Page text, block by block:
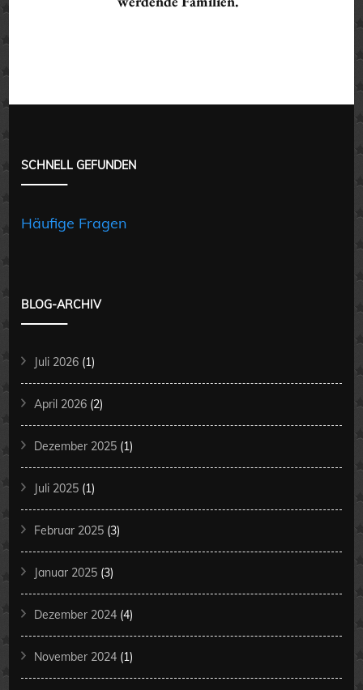
SCHNELL GEFUNDEN
Häufige Fragen
BLOG-ARCHIV
Juli 2026 (1)
April 2026 (2)
Dezember 2025 (1)
Juli 2025 (1)
Februar 2025 (3)
Januar 2025 (3)
Dezember 2024 (4)
November 2024 (1)